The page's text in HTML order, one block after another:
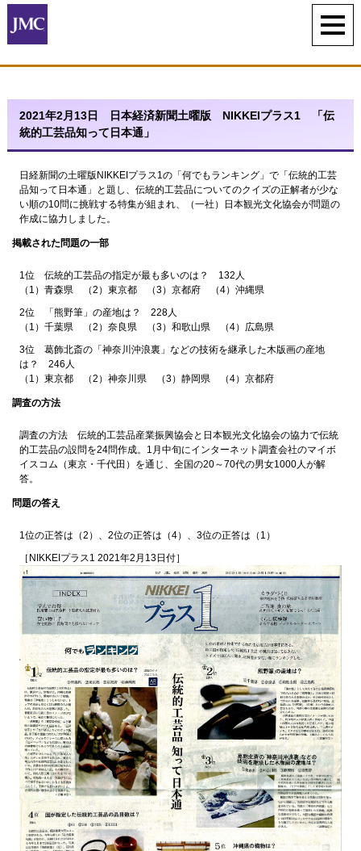
2021年2月13日 日本経済新聞土曜版 NIKKEIプラス1 「伝
統的工芸品知って日本通」
日経新聞の土曜版NIKKEIプラス1の「何でもランキング」で「伝統的工芸
品知って日本通」と題し、伝統的工芸品についてのクイズの正解者が少な
い順の10問に挑戦する特集が組まれ、（一社）日本観光文化協会が問題の
作成に協力しました。
掲載された問題の一部
1位 伝統的工芸品の指定が最も多いのは？ 132人
（1）青森県 （2）東京都 （3）京都府 （4）沖縄県
2位 「熊野筆」の産地は？ 228人
（1）千葉県 （2）奈良県 （3）和歌山県 （4）広島県
3位 葛飾北斎の「神奈川沖浪裏」などの技術を継承した木版画の産地
は？ 246人
（1）東京都 （2）神奈川県 （3）静岡県 （4）京都府
調査の方法
調査の方法 伝統的工芸品産業振興協会と日本観光文化協会の協力で伝統
的工芸品の設問を24問作成。1月中旬にインターネット調査会社のマイボ
イスコム（東京・千代田）を通じ、全国の20～70代の男女1000人が解
答。
問題の答え
1位の正答は（2）、2位の正答は（4）、3位の正答は（1）
［NIKKEIプラス1 2021年2月13日付］